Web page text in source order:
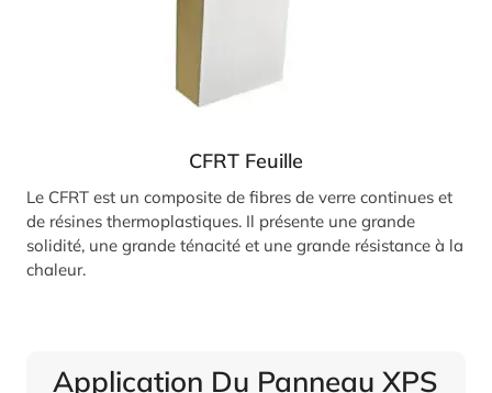
CFRT Feuille
Le CFRT est un composite de fibres de verre continues et
de résines thermoplastiques. Il présente une grande
solidité, une grande ténacité et une grande résistance à la
chaleur.
Application Du Panneau XPS